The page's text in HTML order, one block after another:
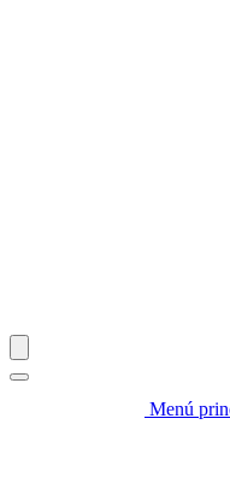
Menú